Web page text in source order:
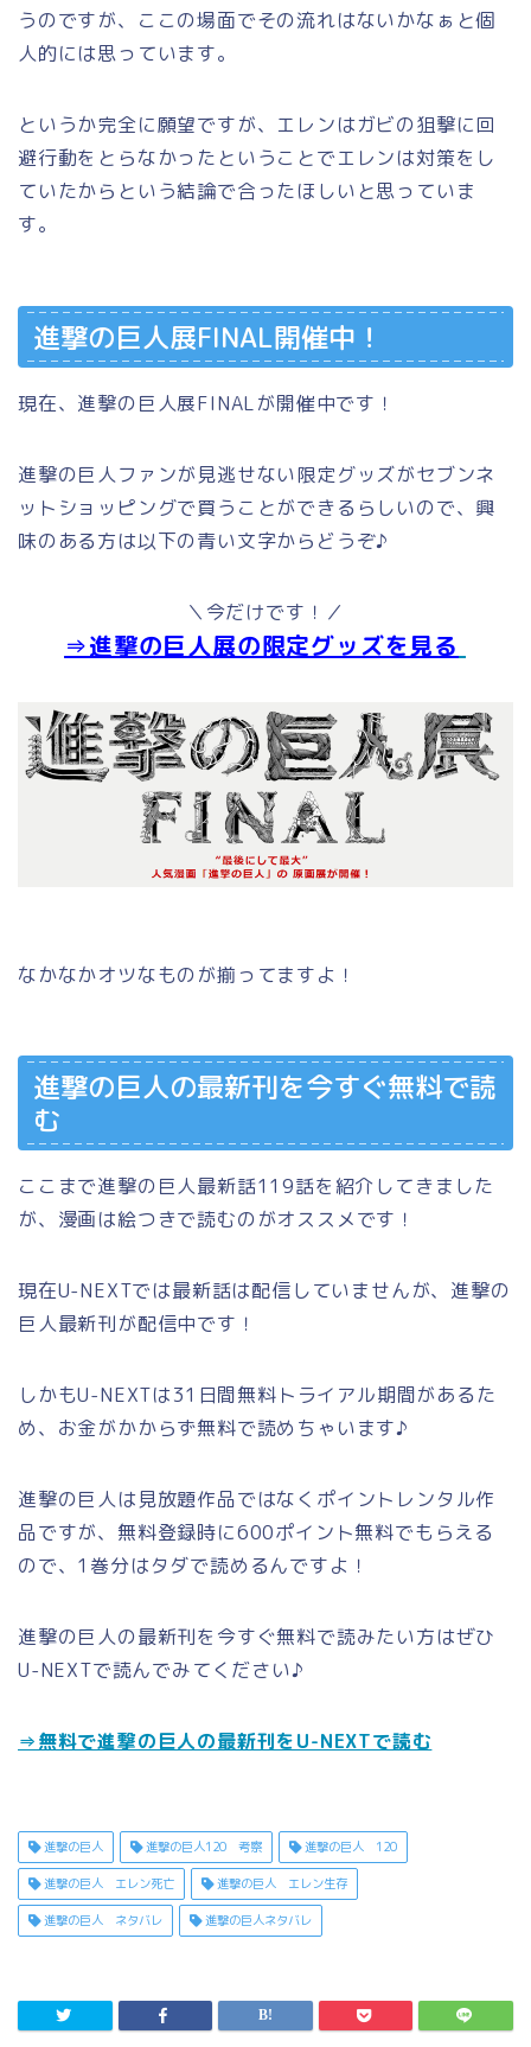
うのですが、ここの場面でその流れはないかなぁと個
人的には思っています。
というか完全に願望ですが、エレンはガビの狙撃に回
避行動をとらなかったということでエレンは対策をし
ていたからという結論で合ったほしいと思っていま
す。
進撃の巨人展FINAL開催中！
現在、進撃の巨人展FINALが開催中です！
進撃の巨人ファンが見逃せない限定グッズがセブンネ
ットショッピングで買うことができるらしいので、興
味のある方は以下の青い文字からどうぞ♪
＼今だけです！／
⇒進撃の巨人展の限定グッズを見る
なかなかオツなものが揃ってますよ！
進撃の巨人の最新刊を今すぐ無料で読
む
ここまで進撃の巨人最新話119話を紹介してきました
が、漫画は絵つきで読むのがオススメです！
現在U-NEXTでは最新話は配信していませんが、進撃の
巨人最新刊が配信中です！
しかもU-NEXTは31日間無料トライアル期間があるた
め、お金がかからず無料で読めちゃいます♪
進撃の巨人は見放題作品ではなくポイントレンタル作
品ですが、無料登録時に600ポイント無料でもらえる
ので、1巻分はタダで読めるんですよ！
進撃の巨人の最新刊を今すぐ無料で読みたい方はぜひ
U-NEXTで読んでみてください♪
⇒無料で進撃の巨人の最新刊をU-NEXTで読む
進撃の巨人 進撃の巨人120 考察 進撃の巨人 120
進撃の巨人 エレン死亡 進撃の巨人 エレン生存
進撃の巨人 ネタバレ 進撃の巨人ネタバレ